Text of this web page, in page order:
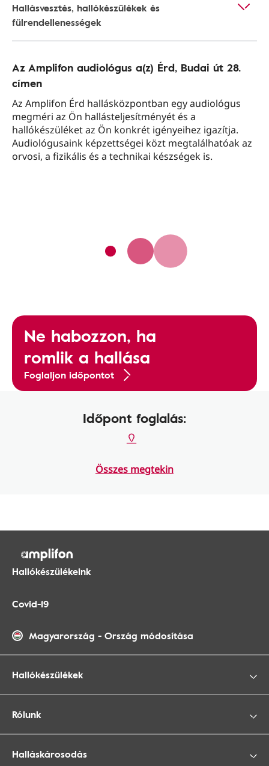
Hallásvesztés, hallókészülékek és
fülrendellenességek
Az Amplifon audiológus a(z) Érd, Budai út 28.
címen
Az Amplifon Érd hallásközpontban egy audiológus
megméri az Ön hallásteljesítményét és a
hallókészüléket az Ön konkrét igényeihez igazítja.
Audiológusaink képzettségei közt megtalálhatóak az
orvosi, a fizikális és a technikai készségek is.
Ne habozzon, ha
romlik a hallása
Foglaljon időpontot
Időpont foglalás:
Összes megtekin
Hallókészülékeink
Covid-19
Magyarország - Ország módosítása
Hallókészülékek
Rólunk
Halláskárosodás